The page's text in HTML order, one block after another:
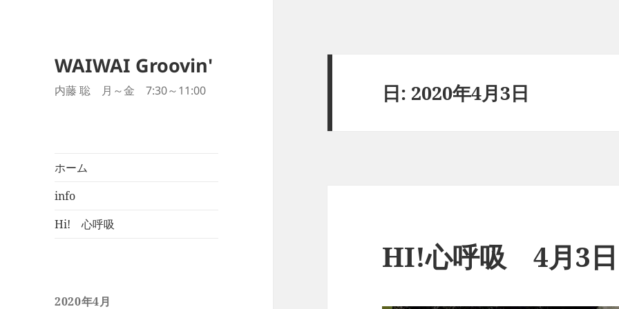
WAIWAI Groovin'
内藤 聡 月～金 7:30～11:00
ホーム
info
Hi! 心呼吸
2020年4月
日: 2020年4月3日
HI!心呼吸 4月3日